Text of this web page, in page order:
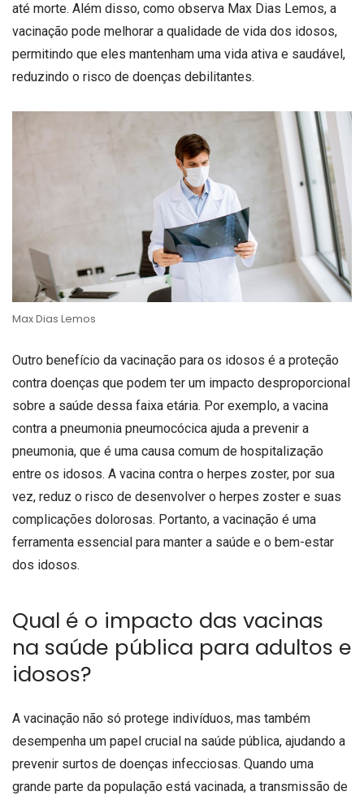
até morte. Além disso, como observa Max Dias Lemos, a
vacinação pode melhorar a qualidade de vida dos idosos,
permitindo que eles mantenham uma vida ativa e saudável,
reduzindo o risco de doenças debilitantes.
Max Dias Lemos
Outro benefício da vacinação para os idosos é a proteção
contra doenças que podem ter um impacto desproporcional
sobre a saúde dessa faixa etária. Por exemplo, a vacina
contra a pneumonia pneumocócica ajuda a prevenir a
pneumonia, que é uma causa comum de hospitalização
entre os idosos. A vacina contra o herpes zoster, por sua
vez, reduz o risco de desenvolver o herpes zoster e suas
complicações dolorosas. Portanto, a vacinação é uma
ferramenta essencial para manter a saúde e o bem-estar
dos idosos.
Qual é o impacto das vacinas
na saúde pública para adultos e
idosos?
A vacinação não só protege indivíduos, mas também
desempenha um papel crucial na saúde pública, ajudando a
prevenir surtos de doenças infecciosas. Quando uma
grande parte da população está vacinada, a transmissão de